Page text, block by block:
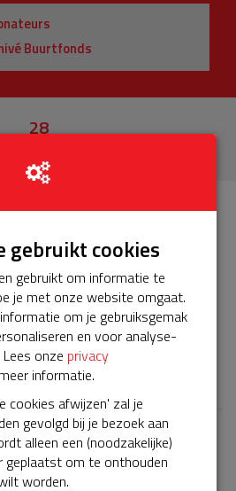
Buurtfonds
28
BuurtAED verloopt bijna en
zodat onze AED gebruiksklaar
voor ons servicepakket!
donaties
Bekijk alle
gebruikt cookies
gebruikt om informatie te
je met onze website omgaat.
om je gebruiksgemak
en voor analyse-
onze privacy
informatie.
cookies afwijzen' zal je
gevolgd bij je bezoek aan
alleen een (noodzakelijke)
geplaatst om te onthouden
worden.